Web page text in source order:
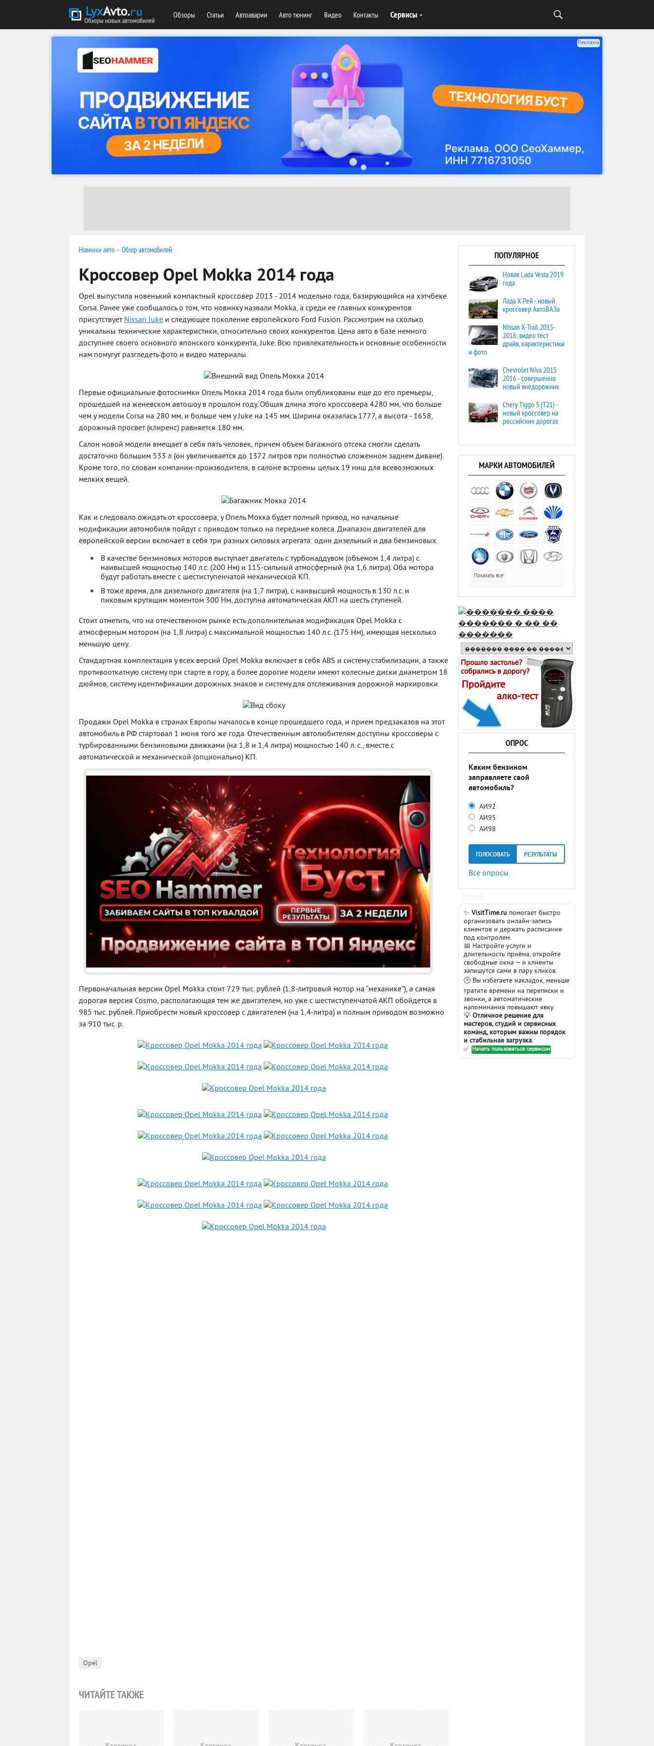
Обзоры Статьи Автоаварии Авто тюнинг Видео Контакты Сервисы
Реклама
Новинки авто —Обзор автомобилей
Кроссовер Opel Mokka 2014 года
Opel выпустила новенький компактный кроссовер 2013 - 2014 модельно года, базирующийся на хэтчбеке
Corsa. Ранее уже сообщалось о том, что новинку назвали Mokka, а среди ее главных конкурентов
присутствуетNissan Juke и следующее поколение европейского Ford Fusion. Рассмотрим на сколько
уникальны технические характеристики, относительно своих конкурентов. Цена авто в базе немного
доступнее своего основного японского конкурента, Juke. Всю привлекательность и основные особенности
нам помугут разгледеть фото и видео материалы.
Первые официальные фотоснимки Опель Мокка 2014 года были опубликованы еще до его премьеры,
прошедшей на женевском автошоу в прошлом году. Общая длина этого кроссовера 4280 мм, что больше
чем у модели Corsa на 280 мм, и больше чем у Juke на 145 мм. Ширина оказалась 1777, а высота - 1658,
дорожный просвет (клиренс) равняется 180 мм.
Салон новой модели вмещает в себя пять человек, причем объем багажного отсека смогли сделать
достаточно большим 533 л (он увеличивается до 1372 литров при полностью сложенном заднем диване).
Кроме того, по словам компании-производителя, в салоне встроены целых 19 ниш для всевозможных
мелких вещей.
Как и следовало ожидать от кроссовера, у Опель Мокка будет полный привод, но начальные
модификации автомобиля пойдут с приводом только на передние колеса. Диапазон двигателей для
европейской версии включает в себя три разных силовых агрегата: один дизельный и два бензиновых.
В качестве бензиновых моторов выступает двигатель с турбонаддувом (объемом 1,4 литра) с
наивысшей мощностью 140 л.с. (200 Нм) и 115-сильный атмосферный (на 1,6 литра). Оба мотора
будут работать вместе с шестиступенчатой механической КП.
В тоже время, для дизельного двигателя (на 1,7 литра), с наивысшей мощность в 130 л.с. и
пиковым крутящим моментом 300 Нм, доступна автоматическая АКП на шесть ступеней.
Стоит отметить, что на отечественном рынке есть дополнительная модификация Opel Mokka с
атмосферным мотором (на 1,8 литра) с максимальной мощностью 140 л.с. (175 Нм), имеющая несколько
меньшую цену.
Стандартная комплектация у всех версий Opel Mokka включает в себя ABS и систему стабилизации, а также
противооткатную систему при старте в гору, а более дорогие модели имеют колесные диски диаметром 18
дюймов, систему идентификации дорожных знаков и систему для отслеживания дорожной маркировки.
Продажи Opel Mokka в странах Европы началось в конце прошедшего года, и прием предзаказов на этот
автомобиль в РФ стартовал 1 июня того же года. Отечественным автолюбителям доступны кроссоверы с
турбированными бензиновыми движками (на 1,8 и 1,4 литра) мощностью 140 л. с., вместе с
автоматической и механической (опционально) КП.
Первоначальная версии Opel Mokka стоит 729 тыс. рублей (1,8-литровый мотор на “механике”), а самая
дорогая версия Cosmo, располагающая тем же двигателем, но уже с шестиступенчатой АКП обойдется в
985 тыс. рублей. Приобрести новый кроссовер с двигателем (на 1,4-литра) и полным приводом возможно
за 910 тыс. р.
Opel
ЧИТАЙТЕ ТАКЖЕ
ПОПУЛЯРНОЕ
Новая Lada Vesta 2019
года
Лада Х Рей - новый
кроссовер АвтоВАЗа
Nissan X-Trail 2015-
2016: видео тест
драйв, характеристики
и фото
Chevrolet Niva 2015
2016 - совершенно
новый внедорожник
Chery Tiggo 5 (T21) -
новый кроссовер на
российских дорогах
МАРКИ АВТОМОБИЛЕЙ
Показать все
ОПРОС
Каким бензином
заправляете свой
автомобиль?
АИ92
АИ95
АИ98
ГОЛОСОВАТЬ РЕЗУЛЬТАТЫ
Все опросы
✨ VisitTime.ru помогает быстро
организовать онлайн-запись
клиентов и держать расписание
под контролем.
📅 Настройте услуги и
длительность приёма, откройте
свободные окна — и клиенты
запишутся сами в пару кликов.
🕒 Вы избегаете накладок, меньше
тратите времени на переписки и
звонки, а автоматические
напоминания повышают явку.
💡 Отличное решение для
мастеров, студий и сервисных
команд, которым важны порядок
и стабильная загрузка.
✅ Начать пользоваться сервисом